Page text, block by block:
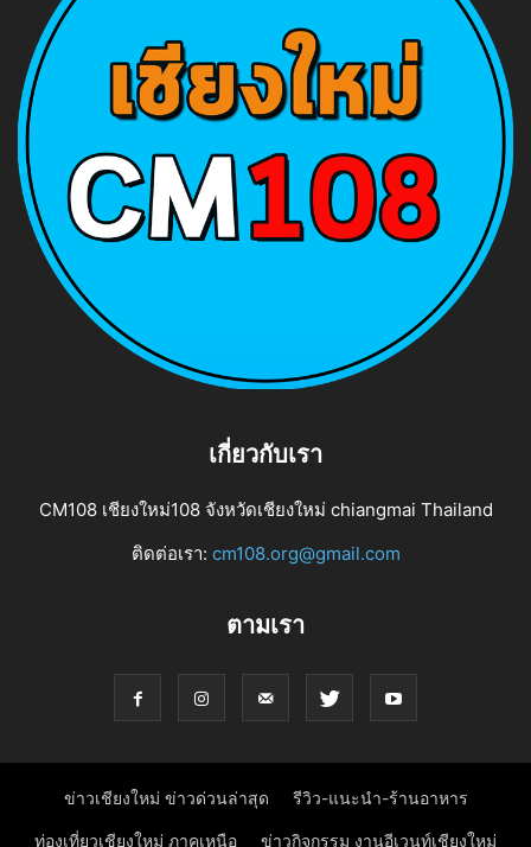
เกี่ยวกับเรา
CM108 เชียงใหม่108 จังหวัดเชียงใหม่ chiangmai Thailand
ติดต่อเรา: cm108.org@gmail.com
ตามเรา
ข่าวเชียงใหม่ ข่าวด่วนล่าสุด รีวิว-แนะนำ-ร้านอาหาร
ท่องเที่ยวเชียงใหม่ ภาคเหนือ ข่าวกิจกรรม งานอีเวนท์เชียงใหม่